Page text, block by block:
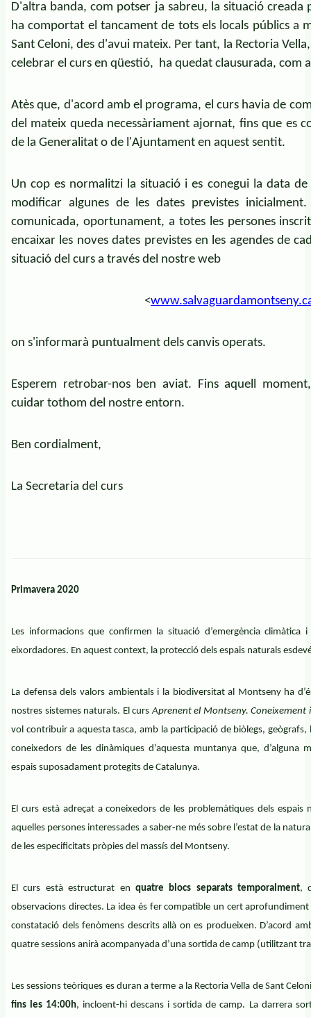
D'altra banda, com potser ja sabreu, la situació creada
ha comportat el tancament de tots els locals públics a
Sant Celoni, des d'avui mateix. Per tant, la Rectoria
celebrar el curs en qüestió, ha quedat clausurada, com
Atès que, d'acord amb el programa, el curs havia de
del mateix queda necessàriament ajornat, fins que es
de la Generalitat o de l'Ajuntament en aquest sentit.
Un cop es normalitzi la situació i es conegui la data
modificar algunes de les dates previstes
comunicada, oportunament, a totes les persones
encaixar les noves dates previstes en les agendes de
situació del curs a través del nostre web
<
on s'informarà puntualment dels canvis operats.
Esperem retrobar-nos ben aviat. Fins aquell
cuidar tothom del nostre entorn.
Ben cordialment,
La Secretaria del curs
Primavera 2020
Les informacions que confirmen la situació d’emergència climàtica
eixordadores. En aquest context, la protecció dels espais naturals
La defensa dels valors ambientals i la biodiversitat al Montseny ha
nostres sistemes naturals. El cursAprenent el Montseny.
vol contribuir a aquesta tasca, amb la participació de biòlegs, geògrafs,
coneixedors de les dinàmiques d’aquesta muntanya que, d’alguna
espais suposadament protegits de Catalunya.
El curs està adreçat a coneixedors de les problemàtiques dels
aquelles persones interessades a saber-ne més sobre l’estat de la
de les especificitats pròpies del massís del Montseny.
El curs està estructurat en quatre blocs separats temporalment,
observacions directes. La idea és fer compatible un cert
constatació dels fenòmens descrits allà on es produeixen. D’acord
quatre sessions anirà acompanyada d’una sortida de camp (utilitzant
Les sessions teòriques es duran a terme a la Rectoria Vella de Sant
fins les 14:00h, incloent-hi descans i sortida de camp. La darrera